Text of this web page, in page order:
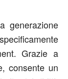
generazione
Grazie a
consente un